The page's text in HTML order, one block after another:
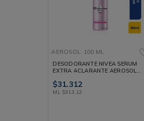
AEROSOL 100 ML
DESODORANTE NIVEA SERUM
EXTRA ACLARANTE AEROSOL
$31.312
ML $313 12